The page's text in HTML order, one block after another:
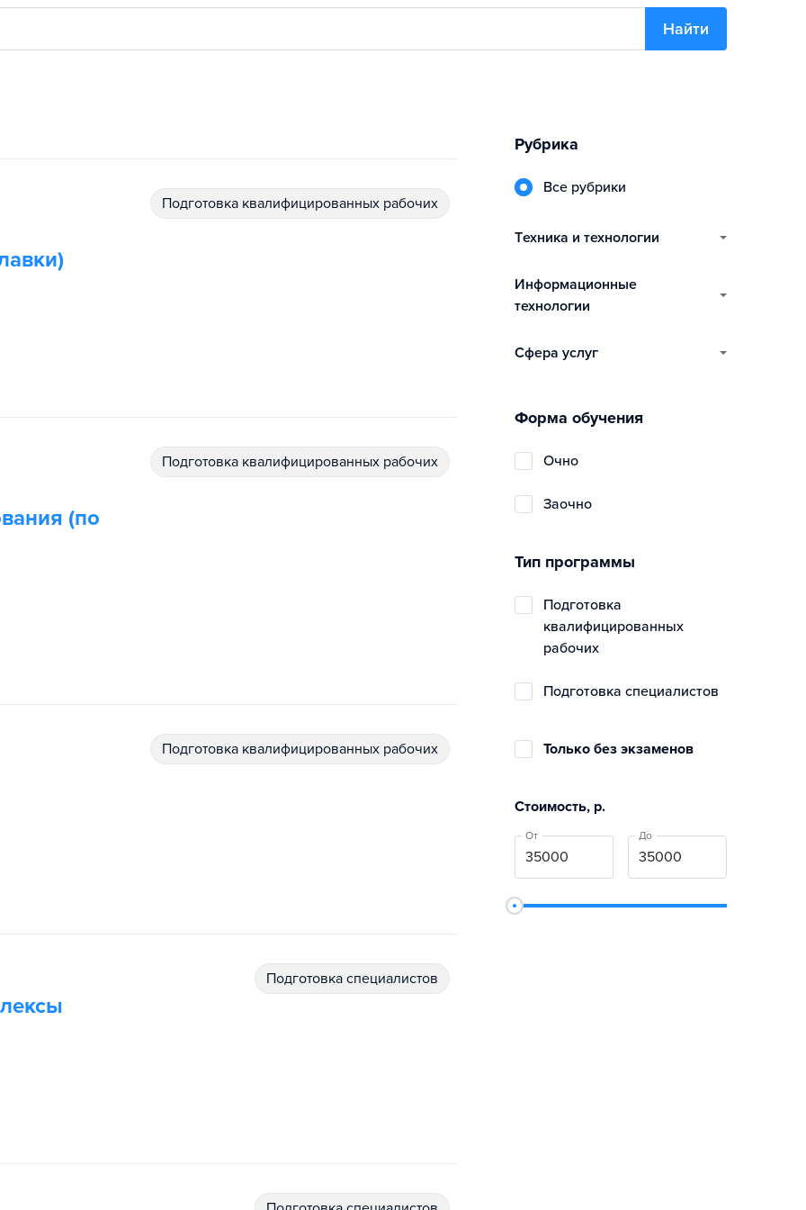
Найти
подготовка квалифицированных рабочих
(по
подготовка квалифицированных рабочих
подготовка квалифицированных рабочих
подготовка специалистов
Рубрика
Все рубрики
техника и технологии
информационные
технологии
сфера услуг
Форма обучения
очно
заочно
Тип программы
подготовка
квалифицированных
рабочих
подготовка специалистов
Только без экзаменов
Стоимость, р.
От До